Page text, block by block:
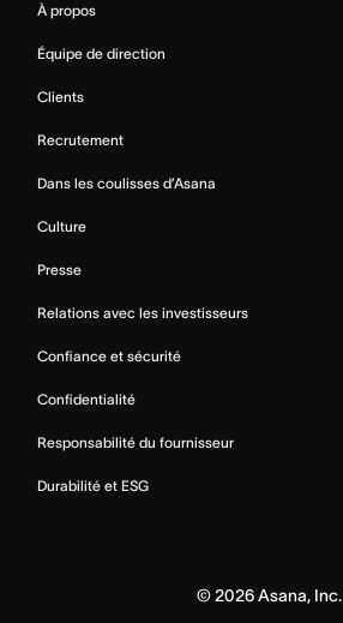
À propos
Équipe de direction
Clients
Recrutement
Dans les coulisses d’Asana
Culture
Presse
Relations avec les investisseurs
Confiance et sécurité
Confidentialité
Responsabilité du fournisseur
Durabilité et ESG
©2026Asana, Inc.